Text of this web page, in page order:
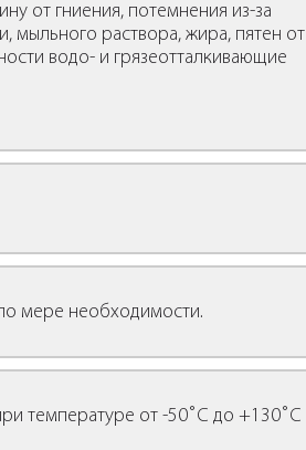
от гниения, потемнения из-за
мыльного раствора, жира, пятен от
водо- и грязеотталкивающие
мере необходимости.
температуре от -50˚С до +130˚С